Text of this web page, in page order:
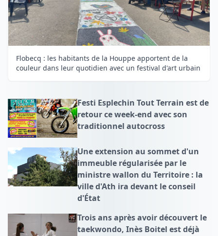
Flobecq : les habitants de la Houppe apportent de la
couleur dans leur quotidien avec un festival d'art urbain
Festi Esplechin Tout Terrain est de
retour ce week-end avec son
traditionnel autocross
Une extension au sommet d'un
immeuble régularisée par le
ministre wallon du Territoire : la
ville d'Ath ira devant le conseil
d'État
Trois ans après avoir découvert le
taekwondo, Inès Boitel est déjà